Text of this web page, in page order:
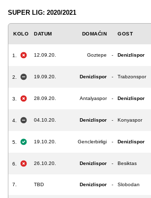
SUPER LIG: 2020/2021
KOLO DATUM DOMAĆIN GOST
1. 12.09.20. Goztepe - Denizlispor
2. 19.09.20. Denizlispor - Trabzonspor
3. 28.09.20. Antalyaspor - Denizlispor
4. 04.10.20. Denizlispor - Konyaspor
5. 19.10.20. Genclerbirligi - Denizlispor
6. 26.10.20. Denizlispor - Besiktas
7. TBD Denizlispor - Slobodan